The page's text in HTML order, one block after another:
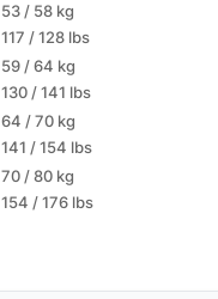
53 / 58 kg
117 / 128 lbs
59 / 64 kg
130 / 141 lbs
64 / 70 kg
141 / 154 lbs
70 / 80 kg
154 / 176 lbs